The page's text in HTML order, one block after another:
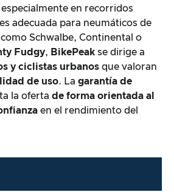
especialmente en recorridos
adecuada para neumáticos de
Schwalbe, Continental o
Fudgy, BikePeak se dirige a
y ciclistas urbanos que valoran
de uso. La garantía de
la oferta de forma orientada al
en el rendimiento del